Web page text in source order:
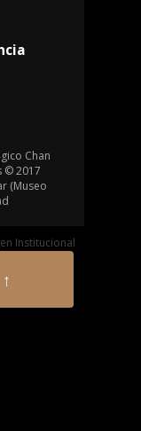
Chan
© 2017
(Museo
Institucional